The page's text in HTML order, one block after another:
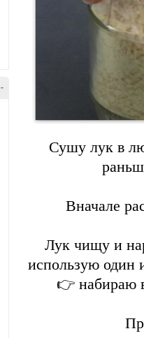
-
Сушу лук в
Вначале
Лук чищу и
использую один
👉 набираю